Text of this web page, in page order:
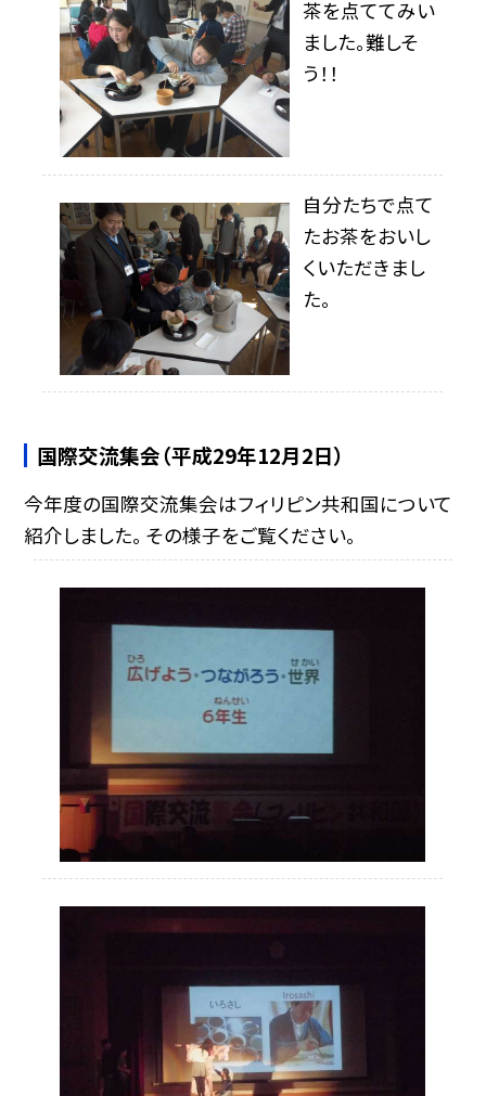
茶を点ててみい
ました。難しそ
う！！
自分たちで点て
たお茶をおいし
くいただきまし
た。
国際交流集会（平成29年12月2日）
今年度の国際交流集会はフィリピン共和国について
紹介しました。 その様子をご覧ください。